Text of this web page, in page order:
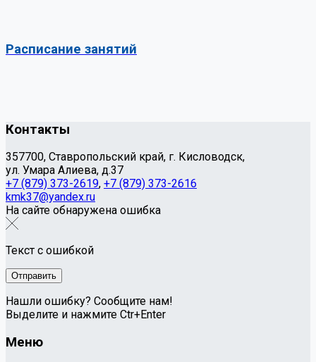
Расписание занятий
Контакты
357700, Ставропольский край, г. Кисловодск,
ул. Умара Алиева, д.37
+7 (879) 373-2619, +7 (879) 373-2616
kmk37@yandex.ru
На сайте обнаружена ошибка
Текст с ошибкой
Нашли ошибку? Сообщите нам!
Выделите и нажмите Ctr+Enter
Меню